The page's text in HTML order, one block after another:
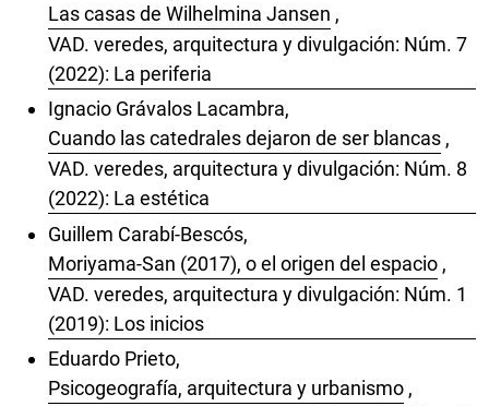
Las casas de Wilhelmina Jansen ,
VAD. veredes, arquitectura y divulgación: Núm. 7
(2022): La periferia
Ignacio Grávalos Lacambra,
Cuando las catedrales dejaron de ser blancas ,
VAD. veredes, arquitectura y divulgación: Núm. 8
(2022): La estética
Guillem Carabí-Bescós,
Moriyama-San (2017), o el origen del espacio ,
VAD. veredes, arquitectura y divulgación: Núm. 1
(2019): Los inicios
Eduardo Prieto,
Psicogeografía, arquitectura y urbanismo ,